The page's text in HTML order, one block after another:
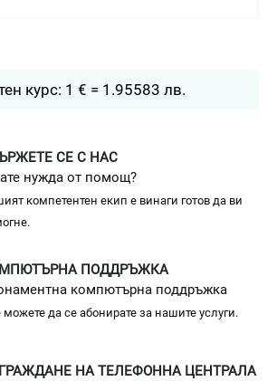
курс: 1 € = 1.95583 лв.
СЕ С НАС
нужда от помощ?
компетентен екип е винаги готов да ви
ПОДДРЪЖКА
компютърна поддръжка
можете да се абонирате за нашите услуги.
НА ТЕЛЕФОННА ЦЕНТРАЛА